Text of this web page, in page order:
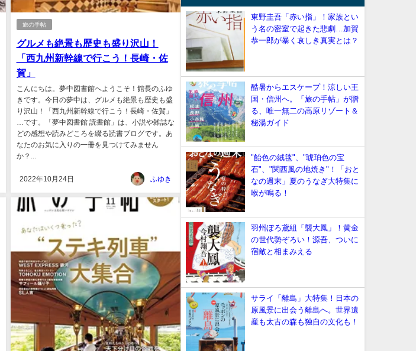
旅の手帖
グルメも絶景も歴史も盛り沢山！
「西九州新幹線で行こう！長崎・佐
賀」
こんにちは。夢中図書館へようこそ！館長のふゆ
きです。今日の夢中は、グルメも絶景も歴史も盛
り沢山！「西九州新幹線で行こう！長崎・佐賀」
…です。「夢中図書館 読書館」は、小説や雑誌な
どの感想や読みどころを綴る読書ブログです。あ
なたのお気に入りの一冊を見つけてみません
か？...
2022年10月24日 ふゆき
東野圭吾「赤い指」！家族とい
う名の密室で起きた悲劇…加賀
恭一郎が暴く哀しき真実とは？
酷暑からエスケープ！涼しい王
国・信州へ。「旅の手帖」が贈
る、唯一無二の高原リゾート＆
秘湯ガイド
"飴色の絨毯"、"琥珀色の宝
石"、"関西風の地焼き"！「おと
なの週末」夏のうなぎ大特集に
喉が鳴る！
羽州ぼろ鳶組「襲大鳳」！黄金
の世代勢ぞろい！源吾、ついに
宿敵と相まみえる
サライ「離島」大特集！日本の
原風景に出会う離島へ。世界遺
産も太古の森も独自の文化も！